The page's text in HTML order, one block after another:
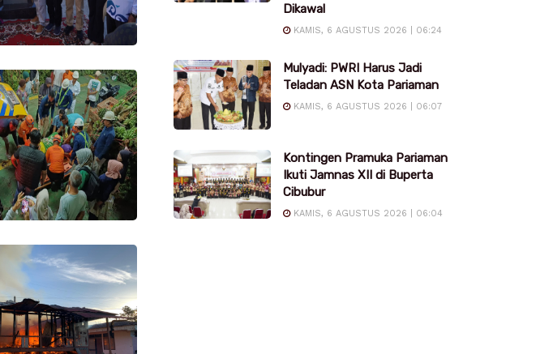
Dikawal
KAMIS, 6 AGUSTUS 2026 | 06:24
Mulyadi: PWRI Harus Jadi
Teladan ASN Kota Pariaman
KAMIS, 6 AGUSTUS 2026 | 06:07
Kontingen Pramuka Pariaman
Ikuti Jamnas XII di Buperta
Cibubur
KAMIS, 6 AGUSTUS 2026 | 06:04